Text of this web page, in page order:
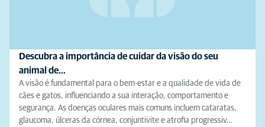
Descubra a importância de cuidar da visão do seu
animal de…
A visão é fundamental para o bem-estar e a qualidade de vida de
cães e gatos, influenciando a sua interação, comportamento e
segurança. As doenças oculares mais comuns incluem cataratas,
glaucoma, úlceras da córnea, conjuntivite e atrofia progressiv…